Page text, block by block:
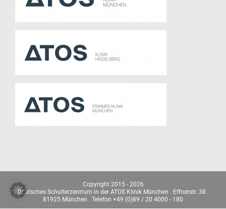
Copyright 2015 - 2026
Deutsches Schulterzentrum in der ATOS Klinik München . Effnerstr. 38 .
81925 München . Telefon +49 (0)89 / 20 4000 - 180